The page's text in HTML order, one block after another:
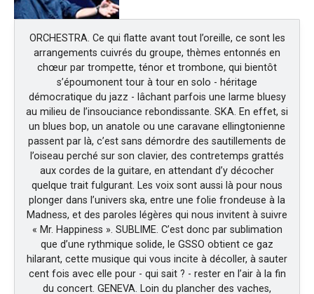
ORCHESTRA. Ce qui flatte avant tout l’oreille, ce sont les
arrangements cuivrés du groupe, thèmes entonnés en
chœur par trompette, ténor et trombone, qui bientôt
s’époumonent tour à tour en solo - héritage
démocratique du jazz - lâchant parfois une larme bluesy
au milieu de l’insouciance rebondissante. SKA. En effet, si
un blues bop, un anatole ou une caravane ellingtonienne
passent par là, c’est sans démordre des sautillements de
l’oiseau perché sur son clavier, des contretemps grattés
aux cordes de la guitare, en attendant d’y décocher
quelque trait fulgurant. Les voix sont aussi là pour nous
plonger dans l’univers ska, entre une folie frondeuse à la
Madness, et des paroles légères qui nous invitent à suivre
« Mr. Happiness ». SUBLIME. C’est donc par sublimation
que d’une rythmique solide, le GSSO obtient ce gaz
hilarant, cette musique qui vous incite à décoller, à sauter
cent fois avec elle pour - qui sait ? - rester en l’air à la fin
du concert. GENEVA. Loin du plancher des vaches,